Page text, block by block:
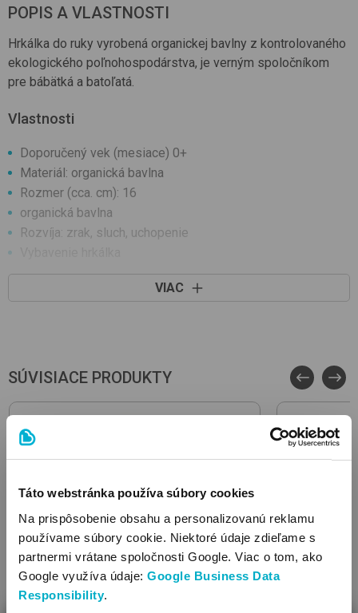
Táto webstránka používa súbory cookies
Na prispôsobenie obsahu a personalizovanú reklamu
používame súbory cookie. Niektoré údaje zdieľame s
partnermi vrátane spoločnosti Google. Viac o tom, ako
Google využíva údaje: Google Business Data
Responsibility.
POPIS A VLASTNOSTI
Hrkálka do ruky vyrobená organickej bavlny z kontrolovaného
ekologického poľnohospodárstva, je verným spoločníkom
pre bábätká a batoľatá.
Vlastnosti
Doporučený vek (mesiace) 0+
Materiál: organická bavlna
Rozmer (cca. cm): 16
organická bavlna
Rozvíja: zrak, sluch, uchopenie
VIAC
SÚVISIACE PRODUKTY